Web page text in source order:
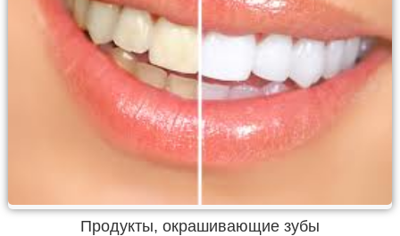
Продукты, окрашивающие зубы